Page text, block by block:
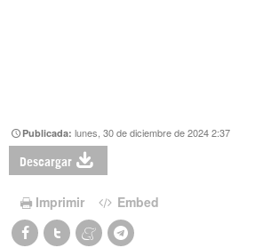
Publicada:lunes, 30 de diciembre de 2024 2:37
Descargar
Imprimir Embed